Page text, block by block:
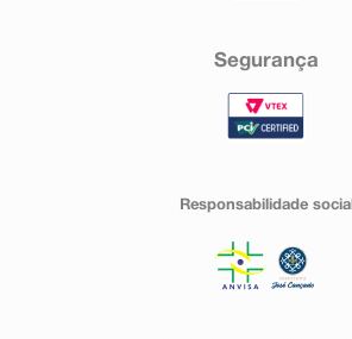
Segurança
Responsabilidade social